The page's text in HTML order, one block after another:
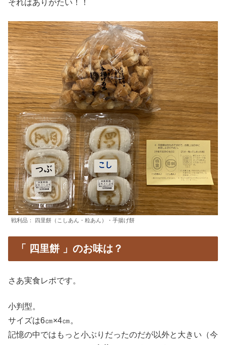
それはありがたい！！
戦利品： 四里餅（こしあん・粒あん）・手揚げ餅
「 四里餅 」のお味は？
さあ実食レポです。
小判型。
サイズは6㎝×4㎝。
記憶の中ではもっと小ぶりだったのだが以外と大きい（今